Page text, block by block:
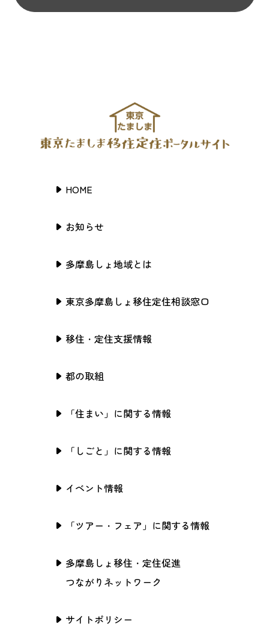
HOME
お知らせ
多摩島しょ地域とは
東京多摩島しょ移住定住相談窓口
移住・定住支援情報
都の取組
「住まい」に関する情報
「しごと」に関する情報
イベント情報
「ツアー・フェア」に関する情報
多摩島しょ移住・定住促進
つながりネットワーク
サイトポリシー